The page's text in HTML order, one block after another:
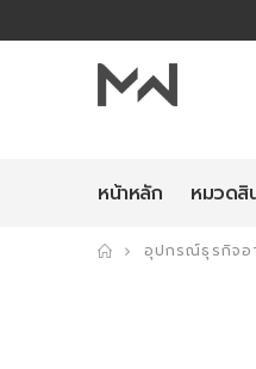
หน้าหลัก หมวดสิ
อุปกรณ์ธุรกิจอ